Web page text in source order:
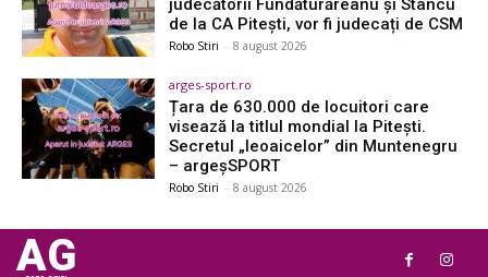
judecătorii Fundăturăreanu și Stancu
de la CA Pitești, vor fi judecați de CSM
Robo Stiri - 8 august 2026
arges-sport.ro
Țara de 630.000 de locuitori care
visează la titlul mondial la Pitești.
Secretul „leoaicelor” din Muntenegru
– argeşSPORT
Robo Stiri - 8 august 2026
AG